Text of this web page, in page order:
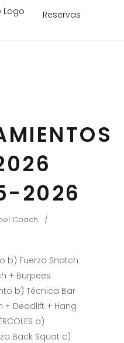
Reservas
2026
Coach
b) Fuerza Snatch
+ Burpees
b) Técnica Bar
+ Deadlift + Hang
a)
Back Squat c)